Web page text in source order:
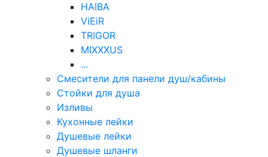
HAIBA
ViEiR
TRIGOR
MIXXXUS
...
Смесители для панели душ/кабины
Стойки для душа
Изливы
Кухонные лейки
Душевые лейки
Душевые шланги